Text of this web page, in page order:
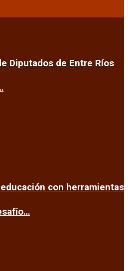
Diputados de Entre Ríos
con herramientas